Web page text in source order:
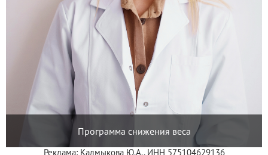
Программа снижения веса
Реклама: Калмыкова Ю.А., ИНН 575104629136